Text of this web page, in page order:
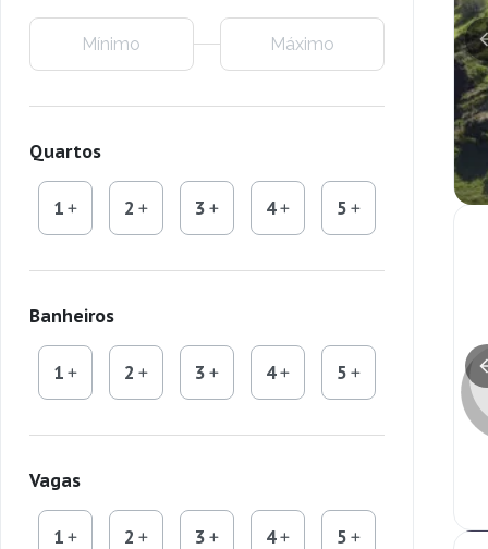
Quartos
1 2 3 4 5
Banheiros
1 2 3 4 5
Vagas
1 2 3 4 5